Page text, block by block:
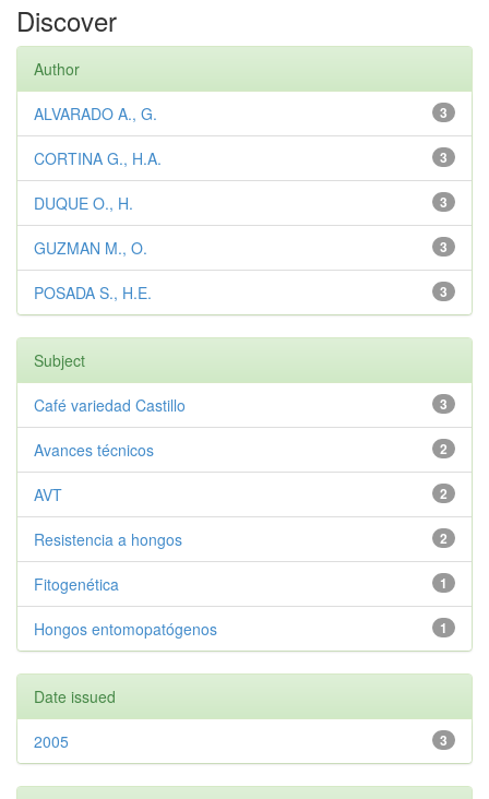
Discover
Author
3
ALVARADO A., G.
3
CORTINA G., H.A.
3
DUQUE O., H.
3
GUZMAN M., O.
3
POSADA S., H.E.
Subject
3
Café variedad Castillo
2
Avances técnicos
2
AVT
2
Resistencia a hongos
1
Fitogenética
1
Hongos entomopatógenos
Date issued
3
2005